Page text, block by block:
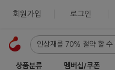
회원가입 로그인
상품분류 멤버십/쿠폰